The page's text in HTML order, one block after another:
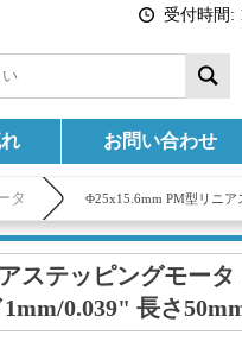
受付時間:
お問い合わせ
タ Φ25x15.6mm PM型リニア
ステッピングモータ
0.039" 長さ